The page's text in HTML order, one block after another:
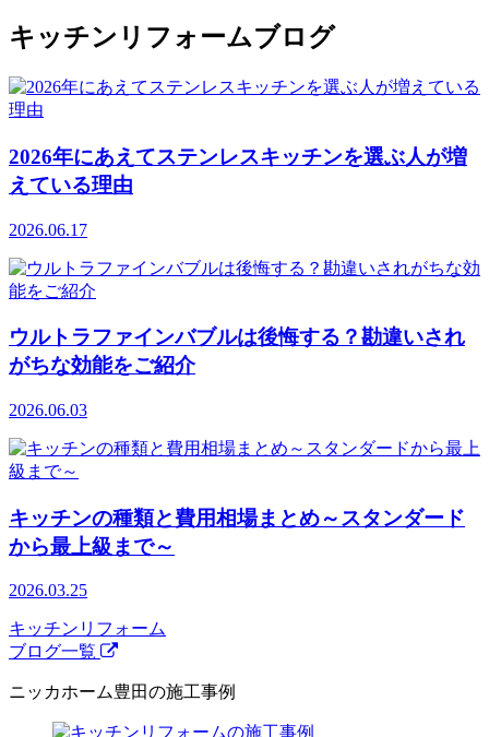
キッチンリフォームブログ
2026年にあえてステンレスキッチンを選ぶ人が増
えている理由
2026.06.17
ウルトラファインバブルは後悔する？勘違いされ
がちな効能をご紹介
2026.06.03
キッチンの種類と費用相場まとめ～スタンダード
から最上級まで～
2026.03.25
キッチンリフォーム
ブログ一覧
ニッカホーム豊田の施工事例